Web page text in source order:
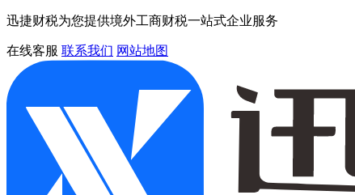
迅捷财税为您提供境外工商财税一站式企业服务
在线客服 联系我们 网站地图